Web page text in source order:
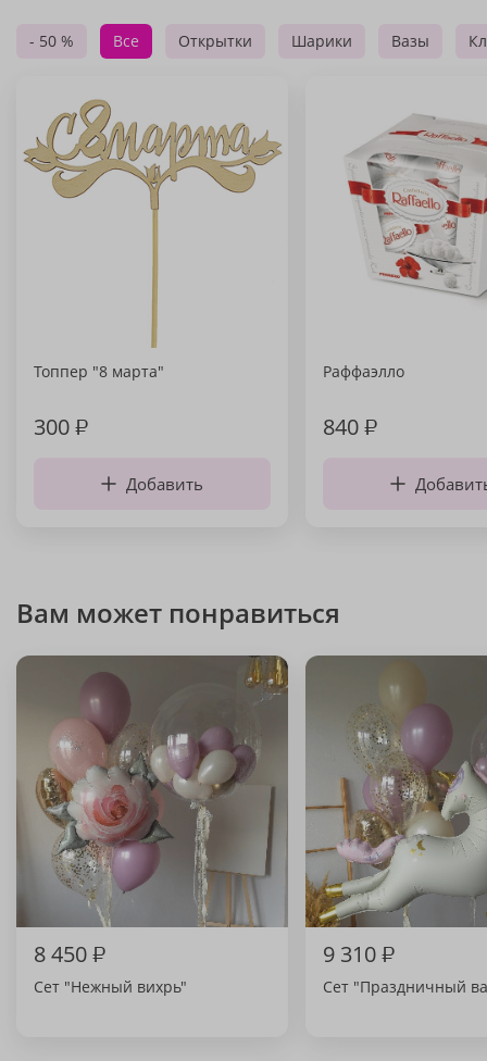
- 50 % Все Открытки Шарики Вазы
Топпер "8 марта"
300₽
Добавить
Раффаэлло
840₽
Вам может понравиться
8 450₽
Сет "Нежный вихрь"
9 310₽
Сет "Праздничный